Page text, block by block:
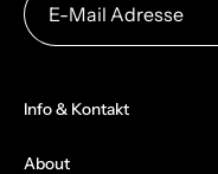
Info & Kontakt
About